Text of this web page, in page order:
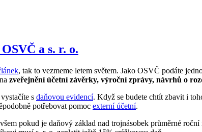
a s. r. o.
, tak to vezmeme letem světem. Jako OSVČ podáte
zveřejnění účetní závěrky, výroční zprávy, návrhů o
s daňovou evidencí. Když se budete chtít zbavit i
potřebovat pomoc externí účetní.
pokud je daňový základ nad trojnásobek průměrné